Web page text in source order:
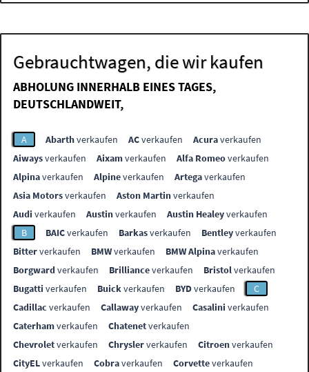
Gebrauchtwagen, die wir kaufen
ABHOLUNG INNERHALB EINES TAGES,
DEUTSCHLANDWEIT,
A Abarthverkaufen ACverkaufen Acuraverkaufen
Aiwaysverkaufen Aixamverkaufen Alfa Romeoverkaufen
Alpinaverkaufen Alpineverkaufen Artegaverkaufen
Asia Motorsverkaufen Aston Martinverkaufen
Audi verkaufen Austinverkaufen Austin Healeyverkaufen
B
BAICverkaufen Barkasverkaufen Bentleyverkaufen
Bitterverkaufen BMWverkaufen BMW Alpinaverkaufen
Borgwardverkaufen Brillianceverkaufen Bristolverkaufen
Bugatti verkaufen Buickverkaufen BYDverkaufen
C
Cadillac verkaufen Callawayverkaufen Casalini verkaufen
Caterhamverkaufen Chatenetverkaufen
Chevroletverkaufen Chryslerverkaufen Citroenverkaufen
CityELverkaufen Cobraverkaufen Corvetteverkaufen